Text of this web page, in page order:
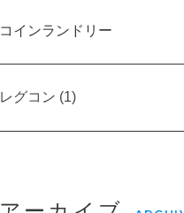
コインランドリー
レグコン (1)